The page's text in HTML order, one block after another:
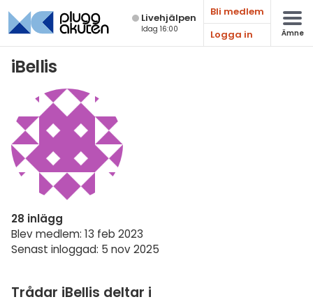
Live­hjälpen
Idag 16:00
Bli medlem
Logga in
Ämne
iBellis
28 inlägg
Blev medlem: 13 feb 2023
Senast inloggad: 5 nov 2025
Trådar iBellis deltar i
Matematik
Engelska